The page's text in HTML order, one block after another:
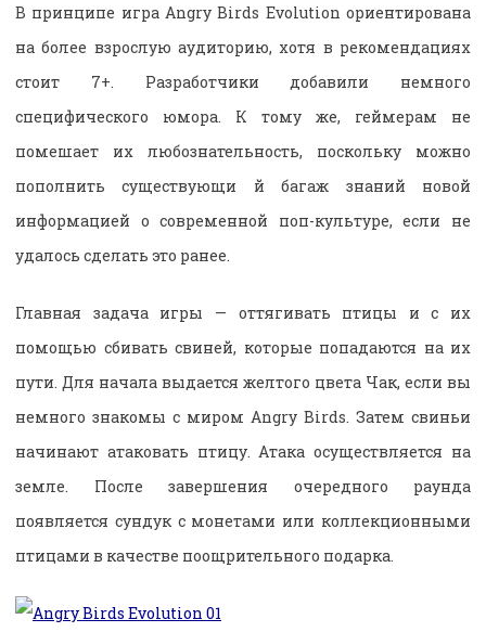
В принципе игра Angry Birds Evolution ориентирована
на более взрослую аудиторию, хотя в рекомендациях
стоит 7+. Разработчики добавили немного
специфического юмора. К тому же, геймерам не
помешает их любознательность, поскольку можно
пополнить существующи й багаж знаний новой
информацией о современной поп-культуре, если не
удалось сделать это ранее.
Главная задача игры — оттягивать птицы и с их
помощью сбивать свиней, которые попадаются на их
пути. Для начала выдается желтого цвета Чак, если вы
немного знакомы с миром Angry Birds. Затем свиньи
начинают атаковать птицу. Атака осуществляется на
земле. После завершения очередного раунда
появляется сундук с монетами или коллекционными
птицами в качестве поощрительного подарка.